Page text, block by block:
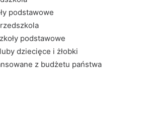
podstawowe
podstawowe
dziecięce i żłobki
z budżetu państwa